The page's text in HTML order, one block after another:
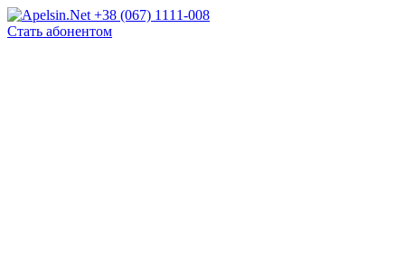
+38 (067) 1111-008
Стать абонентом